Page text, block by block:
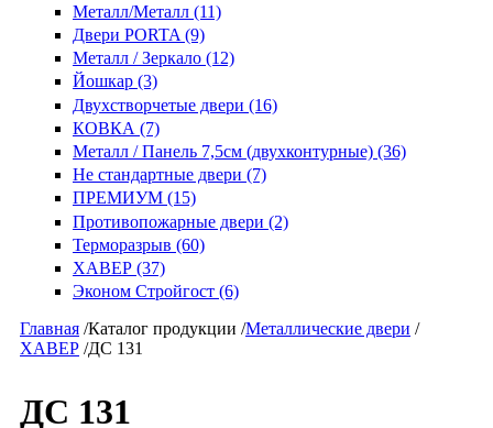
Металл/Металл (11)
Двери PORTA (9)
Металл / Зеркало (12)
Йошкар (3)
Двухстворчетые двери (16)
КОВКА (7)
Металл / Панель 7,5см (двухконтурные) (36)
Не стандартные двери (7)
ПРЕМИУМ (15)
Противопожарные двери (2)
Терморазрыв (60)
ХАВЕР (37)
Эконом Стройгост (6)
Главная /Каталог продукции /Металлические двери /
ХАВЕР /ДС 131
ДС 131